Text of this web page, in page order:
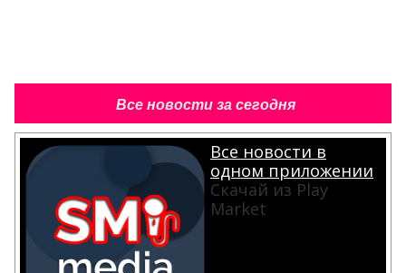
Все новости за сегодня
Все новости в
одном приложении
Скачай из Play
Market